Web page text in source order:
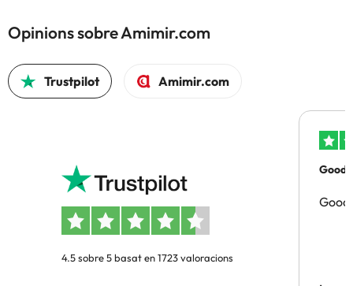
Opinions sobre Amimir.com
Trustpilot Amimir.com
4.5 sobre 5 basat en 1723 valoracions
Good
Good